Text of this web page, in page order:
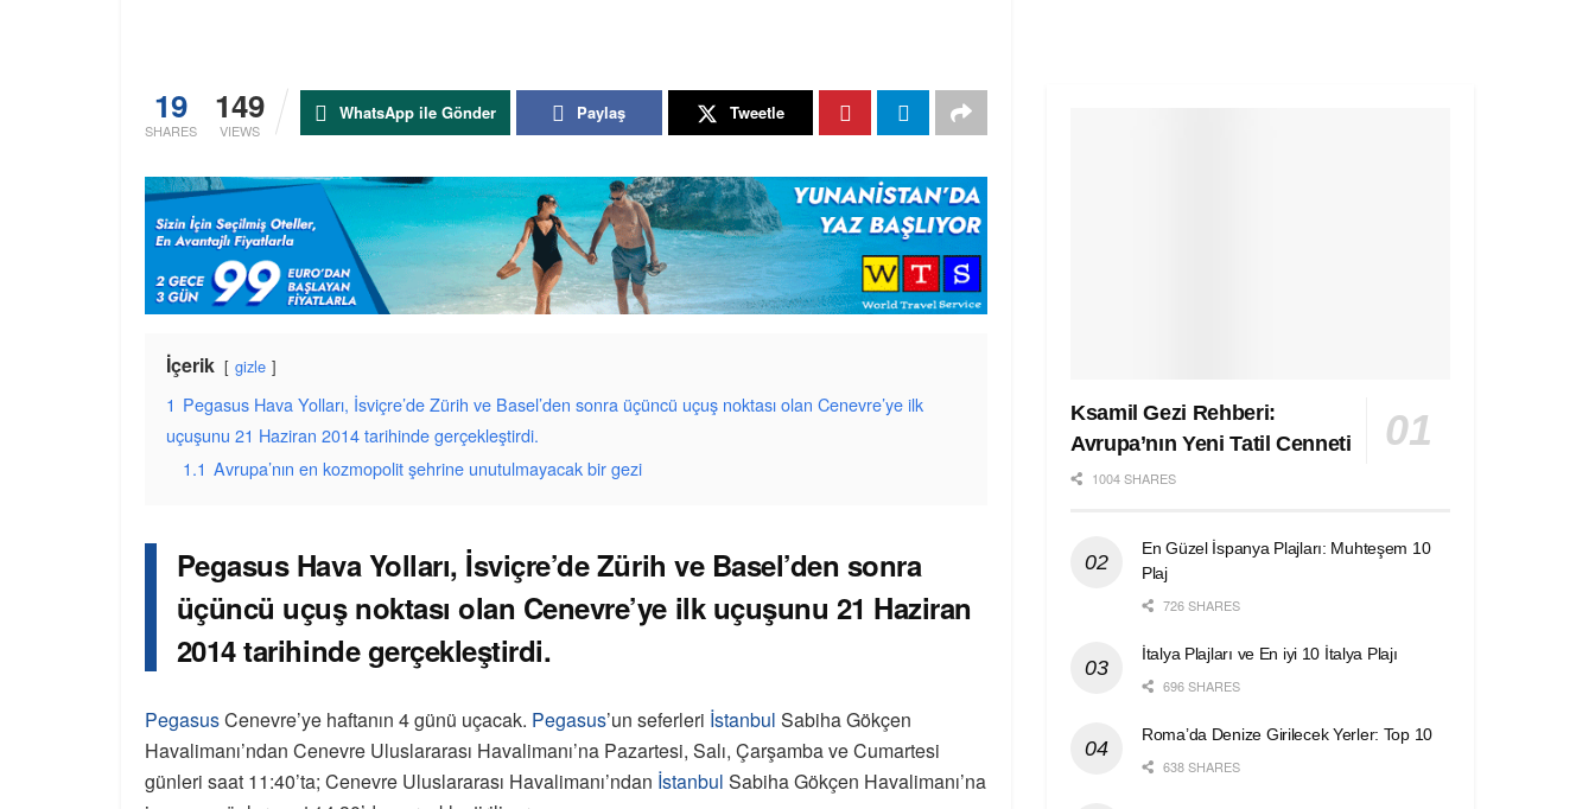
19
SHARES
149
VIEWS
WhatsApp ile Gönder Paylaş Tweetle
İçerik gizle
1 Pegasus Hava Yolları, İsviçre’de Zürih ve Basel’den sonra üçüncü uçuş noktası olan Cenevre’ye ilk
uçuşunu 21 Haziran 2014 tarihinde gerçekleştirdi.
1.1 Avrupa’nın en kozmopolit şehrine unutulmayacak bir gezi
Pegasus Hava Yolları, İsviçre’de Zürih ve Basel’den sonra
üçüncü uçuş noktası olan Cenevre’ye ilk uçuşunu 21 Haziran
2014 tarihinde gerçekleştirdi.
PegasusCenevre’ye haftanın 4 günü uçacak. Pegasus’un seferleri İstanbul Sabiha Gökçen
Havalimanı’ndan Cenevre Uluslararası Havalimanı’na Pazartesi, Salı, Çarşamba ve Cumartesi
günleri saat 11:40’ta; Cenevre Uluslararası Havalimanı’ndan İstanbul Sabiha Gökçen Havalimanı’na
Ksamil Gezi Rehberi:
Avrupa’nın Yeni Tatil Cenneti
1004 SHARES
En Güzel İspanya Plajları: Muhteşem 10
Plaj
726 SHARES
İtalya Plajları ve En iyi 10 İtalya Plajı
696 SHARES
Roma’da Denize Girilecek Yerler: Top 10
638 SHARES